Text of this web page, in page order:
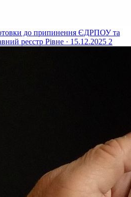
до припинення ЄДРПОУ та
реєстр Рівне · 15.12.2025 2